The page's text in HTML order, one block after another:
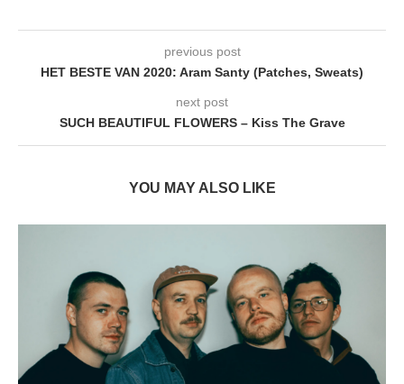
previous post
HET BESTE VAN 2020: Aram Santy (Patches, Sweats)
next post
SUCH BEAUTIFUL FLOWERS – Kiss The Grave
YOU MAY ALSO LIKE